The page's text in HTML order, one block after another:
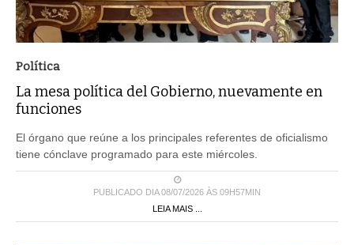
Política
La mesa política del Gobierno, nuevamente en
funciones
El órgano que reúne a los principales referentes de oficialismo
tiene cónclave programado para este miércoles.
PUBLICADO DIA 08/07/2026 ÀS 09H57MIN
LEIA MAIS ...